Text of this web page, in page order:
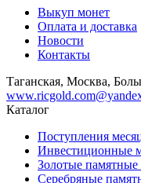
Выкуп монет
Оплата и доставка
Новости
Контакты
Таганская, Москва,
Каталог
Поступления
Инвестиционные
Золотые
Серебряные